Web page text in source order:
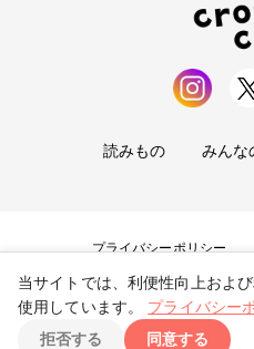
読みもの みんな
プライバシーポリシー
お問い
Copyright ©2026tryangle
当サイトでは、利便性向上およ
使用しています。
プライバシー
拒否する
同意する